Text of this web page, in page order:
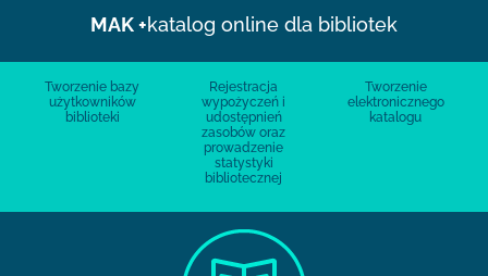
MAK +katalog online dla bibliotek
Tworzenie bazy
użytkowników
biblioteki
Rejestracja
wypożyczeń i
udostępnień
zasobów oraz
prowadzenie
statystyki
bibliotecznej
Tworzenie
elektronicznego
katalogu